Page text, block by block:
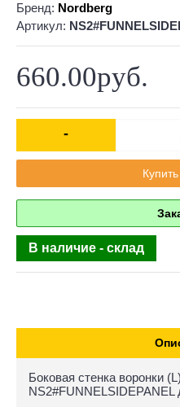
Бренд: Nordberg
Артикул:
660.00руб.
-
В наличие - склад
Боковая стенка воронки